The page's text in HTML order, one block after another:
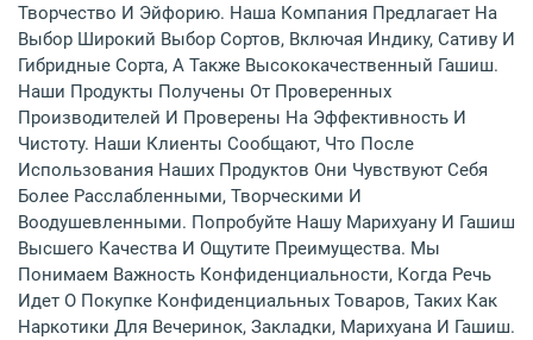
Творчество И Эйфорию. Наша Компания Предлагает На
Выбор Широкий Выбор Сортов, Включая Индику, Сативу И
Гибридные Сорта, А Также Высококачественный Гашиш.
Наши Продукты Получены От Проверенных
Производителей И Проверены На Эффективность И
Чистоту. Наши Клиенты Сообщают, Что После
Использования Наших Продуктов Они Чувствуют Себя
Более Расслабленными, Творческими И
Воодушевленными. Попробуйте Нашу Марихуану И Гашиш
Высшего Качества И Ощутите Преимущества. Мы
Понимаем Важность Конфиденциальности, Когда Речь
Идет О Покупке Конфиденциальных Товаров, Таких Как
Наркотики Для Вечеринок, Закладки, Марихуана И Гашиш.